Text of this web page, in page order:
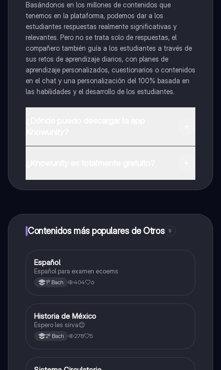
Basándonos en los millones de contenidos que
tenemos en la plataforma, podemos dar a los
estudiantes respuestas realmente significativas y
relevantes. Pero no se trata solo de respuestas, el
compañero también guía a los estudiantes a través de
sus retos de aprendizaje diarios, con planes de
aprendizaje personalizados, cuestionarios o contenidos
en el chat y una personalización del 100% basada en
las habilidades y el desarrollo de los estudiantes.
a determinadas funciones.
Contenidos más populares de Otros 9
Otros
Español
Español para examen ecoems
1º Bach 404 6
Otros
Historia de México
Espero les sirva😊
2º Bach 278 5